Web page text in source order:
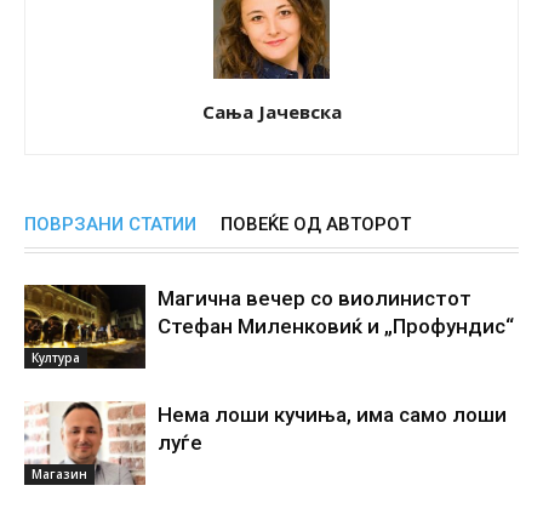
Сања Јачевска
ПОВРЗАНИ СТАТИИ ПОВЕЌЕ ОД АВТОРОТ
Култура
Магична вечер со виолинистот
Стефан Миленковиќ и „Профундис“
Магазин
Нема лоши кучиња, има само лоши
луѓе